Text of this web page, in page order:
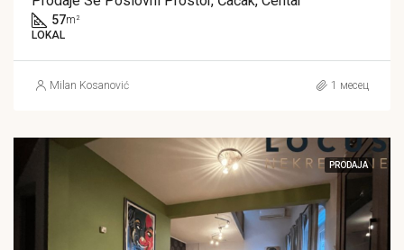
57m²
LOKAL
Milan Kosanović 1 месец
PRODAJA